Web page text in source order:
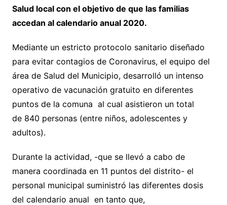
Salud local con el objetivo de que las familias
accedan al calendario anual 2020.
Mediante un estricto protocolo sanitario diseñado
para evitar contagios de Coronavirus, el equipo del
área de Salud del Municipio, desarrolló un intenso
operativo de vacunación gratuito en diferentes
puntos de la comuna al cual asistieron un total
de 840 personas (entre niños, adolescentes y
adultos).
Durante la actividad, -que se llevó a cabo de
manera coordinada en 11 puntos del distrito- el
personal municipal suministró las diferentes dosis
del calendario anual en tanto que,